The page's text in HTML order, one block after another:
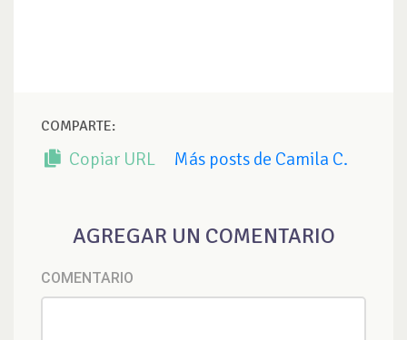
COMPARTE:
Copiar URL Más posts de Camila C.
AGREGAR UN COMENTARIO
COMENTARIO